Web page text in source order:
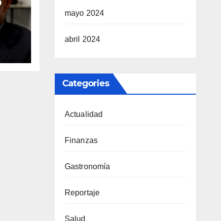
mayo 2024
abril 2024
Categories
Actualidad
Finanzas
Gastronomía
Reportaje
Salud